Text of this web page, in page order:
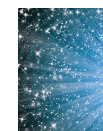
に
託
そ
う
♪
要
は
信
頼